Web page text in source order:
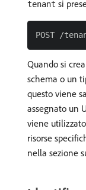
tenant si
Quando si
schema o un
questo viene
assegnato un
viene
risorse
nella sezione